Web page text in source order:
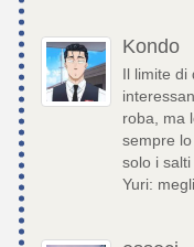
Kondo
Il limite di
roba, ma
sempre
solo i
Yuri: